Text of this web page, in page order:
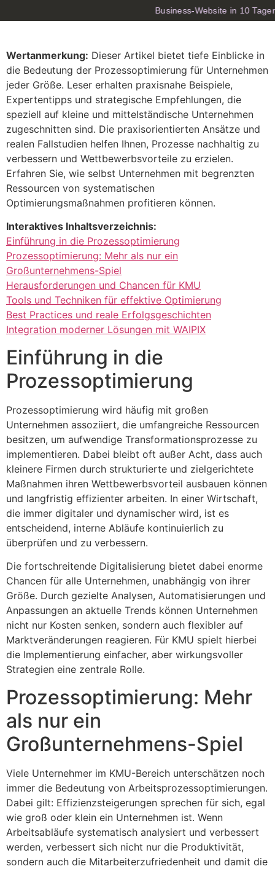
Business-Website in 10
Wertanmerkung: Dieser Artikel bietet tiefe Einblicke in
die Bedeutung der Prozessoptimierung für Unternehmen
jeder Größe. Leser erhalten praxisnahe Beispiele,
Expertentipps und strategische Empfehlungen, die
speziell auf kleine und mittelständische Unternehmen
zugeschnitten sind. Die praxisorientierten Ansätze und
realen Fallstudien helfen Ihnen, Prozesse nachhaltig zu
verbessern und Wettbewerbsvorteile zu erzielen.
Erfahren Sie, wie selbst Unternehmen mit begrenzten
Ressourcen von systematischen
Optimierungsmaßnahmen profitieren können.
Interaktives Inhaltsverzeichnis:
Einführung in die Prozessoptimierung
Prozessoptimierung: Mehr als nur ein
Großunternehmens-Spiel
Herausforderungen und Chancen für KMU
Tools und Techniken für effektive Optimierung
Best Practices und reale Erfolgsgeschichten
Integration moderner Lösungen mit WAIPIX
Einführung in die
Prozessoptimierung
Prozessoptimierung wird häufig mit großen
Unternehmen assoziiert, die umfangreiche Ressourcen
besitzen, um aufwendige Transformationsprozesse zu
implementieren. Dabei bleibt oft außer Acht, dass auch
kleinere Firmen durch strukturierte und zielgerichtete
Maßnahmen ihren Wettbewerbsvorteil ausbauen können
und langfristig effizienter arbeiten. In einer Wirtschaft,
die immer digitaler und dynamischer wird, ist es
entscheidend, interne Abläufe kontinuierlich zu
überprüfen und zu verbessern.
Die fortschreitende Digitalisierung bietet dabei enorme
Chancen für alle Unternehmen, unabhängig von ihrer
Größe. Durch gezielte Analysen, Automatisierungen und
Anpassungen an aktuelle Trends können Unternehmen
nicht nur Kosten senken, sondern auch flexibler auf
Marktveränderungen reagieren. Für KMU spielt hierbei
die Implementierung einfacher, aber wirkungsvoller
Strategien eine zentrale Rolle.
Prozessoptimierung: Mehr
als nur ein
Großunternehmens-Spiel
Viele Unternehmer im KMU-Bereich unterschätzen noch
immer die Bedeutung von Arbeitsprozessoptimierungen.
Dabei gilt: Effizienzsteigerungen sprechen für sich, egal
wie groß oder klein ein Unternehmen ist. Wenn
Arbeitsabläufe systematisch analysiert und verbessert
werden, verbessert sich nicht nur die Produktivität,
sondern auch die Mitarbeiterzufriedenheit und damit die